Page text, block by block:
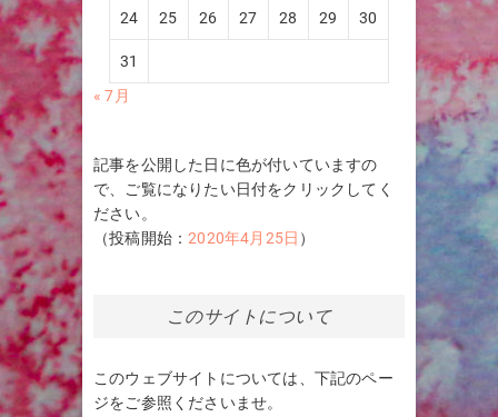
24 25 26 27 28 29 30
31
« 7月
記事を公開した日に色が付いていますの
で、ご覧になりたい日付をクリックしてく
ださい。
（投稿開始：2020年4月25日 ）
このサイトについて
このウェブサイトについては、下記のペー
ジをご参照くださいませ。